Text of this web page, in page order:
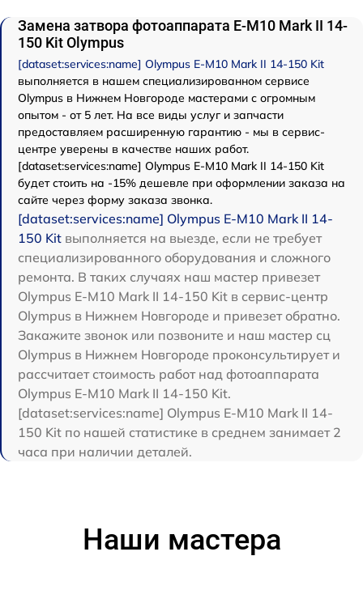
Замена затвора фотоаппарата E‑M10 Mark II 14-
150 Kit Olympus
[dataset:services:name] Olympus E‑M10 Mark II 14-150 Kit
выполняется в нашем специализированном сервисе
Olympus в Нижнем Новгороде мастерами с огромным
опытом - от 5 лет. На все виды услуг и запчасти
предоставляем расширенную гарантию - мы в сервис-
центре уверены в качестве наших работ.
[dataset:services:name] Olympus E‑M10 Mark II 14-150 Kit
будет стоить на -15% дешевле при оформлении заказа на
сайте через форму заказа звонка.
[dataset:services:name] Olympus E‑M10 Mark II 14-
150 Kit выполняется на выезде, если не требует
специализированного оборудования и сложного
ремонта. В таких случаях наш мастер привезет
Olympus E‑M10 Mark II 14-150 Kit в сервис-центр
Olympus в Нижнем Новгороде и привезет обратно.
Закажите звонок или позвоните и наш мастер сц
Olympus в Нижнем Новгороде проконсультирует и
рассчитает стоимость работ над фотоаппарата
Olympus E‑M10 Mark II 14-150 Kit.
[dataset:services:name] Olympus E‑M10 Mark II 14-
150 Kit по нашей статистике в среднем занимает 2
часа при наличии деталей.
Наши мастера